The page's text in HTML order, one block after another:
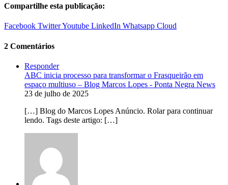
Compartilhe esta publicação:
Facebook TwitterYoutube LinkedIn Whatsapp Cloud
2 Comentários
Responder
ABC inicia processo para transformar o Frasqueirão em
espaço multiuso – Blog Marcos Lopes - Ponta Negra News
23 de julho de 2025
[…] Blog do Marcos Lopes Anúncio. Rolar para continuar
lendo. Tags deste artigo: […]